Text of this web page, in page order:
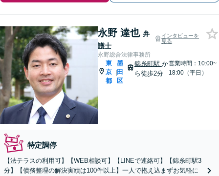
永野 達也 弁
護士
インタビューを
見る
永野総合法律事務所
東
京
都
|
墨
田
区
錦糸町駅 か
ら徒歩2分
営業時間：10:00~
18:00（平日）
特定調停
【法テラスの利用可】【WEB相談可】【LINEで連絡可】【錦糸町駅3
分】【債務整理の解決実績は100件以上】一人で抱え込まずお気軽に